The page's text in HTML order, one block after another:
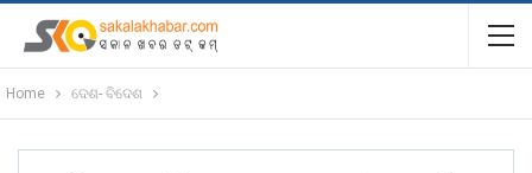
Home ଦେଶ- ବିଦେଶ